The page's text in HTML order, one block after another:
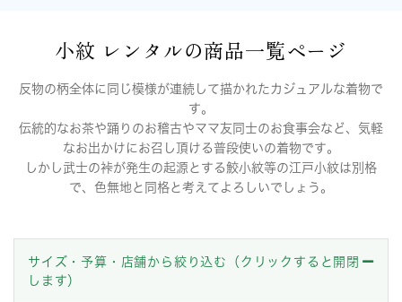
小紋 レンタルの商品一覧ページ
反物の柄全体に同じ模様が連続して描かれたカジュアルな着物で
す。
伝統的なお茶や踊りのお稽古やママ友同士のお食事会など、気軽
なお出かけにお召し頂ける普段使いの着物です。
しかし武士の裃が発生の起源とする鮫小紋等の江戸小紋は別格
で、色無地と同格と考えてよろしいでしょう。
サイズ・予算・店舗から絞り込む（クリックすると開閉
します）